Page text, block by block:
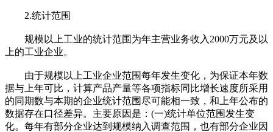
2.统计范围
规模以上工业的统计范围为年主营业务收入2000万元及以
上的工业企业。
由于规模以上工业企业范围每年发生变化，为保证本年数
据与上年可比，计算产品产量等各项指标同比增长速度所采用
的同期数与本期的企业统计范围尽可能相一致，和上年公布的
数据存在口径差异。主要原因是：(一)统计单位范围发生变
化。每年有部分企业达到规模纳入调查范围，也有部分企业因